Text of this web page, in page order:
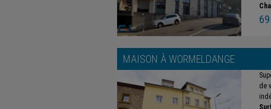
MAISON ÀWORMELDANGE
de